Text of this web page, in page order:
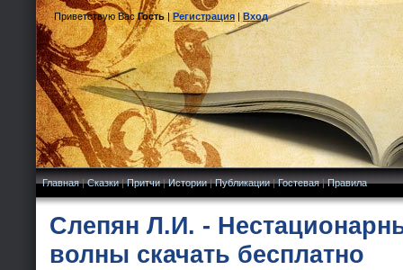
Приветствую Вас Гость|Регистрация|Вход
Главная|Сказки|Притчи|Истории|Публикации|Гостевая|Правила
Слепян Л.И. -
волны скачать бесплатно